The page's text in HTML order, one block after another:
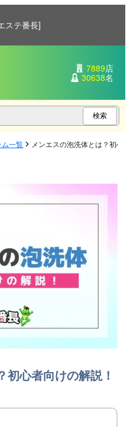
ステ番長]
7889店
30638名
ム一覧 メンエスの泡洗体とは？初心
心者向けの解説！